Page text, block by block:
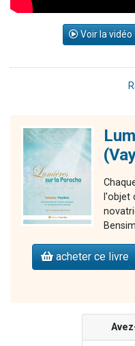
Voir la vidéo
l'objet
acheter ce livre